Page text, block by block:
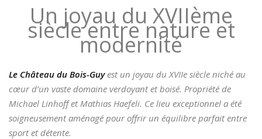
Un joyau du XVIIème
siècle entre nature et
modernité
Le Château du Bois-Guyest un joyau du XVIIe siècle niché au
cœur d’un vaste domaine verdoyant et boisé. Propriété de
Michael Linhoff et Mathias Haefeli. Ce lieu exceptionnel a été
soigneusement aménagé pour offrir un équilibre parfait entre
sport et détente.